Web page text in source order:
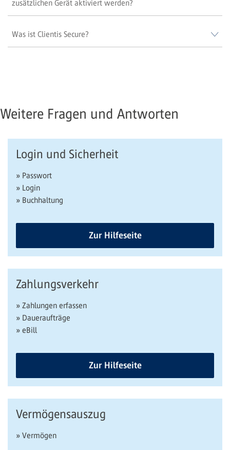
zusätzlichen Gerät aktiviert werden?
Was ist Clientis Secure?
Weitere Fragen und Antworten
Login und Sicherheit
» Passwort
» Login
» Buchhaltung
Zur Hilfeseite
Zahlungsverkehr
» Zahlungen erfassen
» Daueraufträge
» eBill
Zur Hilfeseite
Vermögensauszug
» Vermögen